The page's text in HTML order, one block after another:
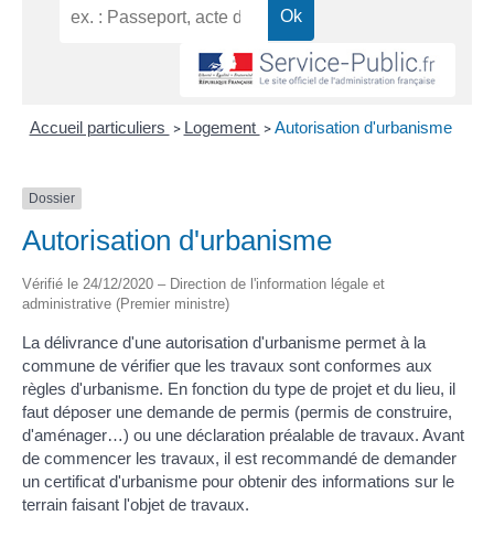
Accueil particuliers > Logement > Autorisation d'urbanisme
Dossier
Autorisation d'urbanisme
Vérifié le 24/12/2020 – Direction de l'information légale et
administrative (Premier ministre)
La délivrance d'une autorisation d'urbanisme permet à la
commune de vérifier que les travaux sont conformes aux
règles d'urbanisme. En fonction du type de projet et du lieu, il
faut déposer une demande de permis (permis de construire,
d'aménager…) ou une déclaration préalable de travaux. Avant
de commencer les travaux, il est recommandé de demander
un certificat d'urbanisme pour obtenir des informations sur le
terrain faisant l'objet de travaux.